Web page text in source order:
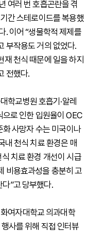
여러 번 호흡곤란을 겪
간 스테로이드를 복용했
. 이어 “생물학적 제제를
부작용도 거의 없었다.
재 천식 때문에 일을 하지
전했다.
학교병원 호흡기·알레
으로 인한 입원율이 OEC
사망자 수는 미국이나
내 천식 치료 환경은 매
치료 환경 개선이 시급
비용효과성을 충분히 고
”고 당부했다.
여자대학교 의과대학
사를 위해 직접 인터뷰